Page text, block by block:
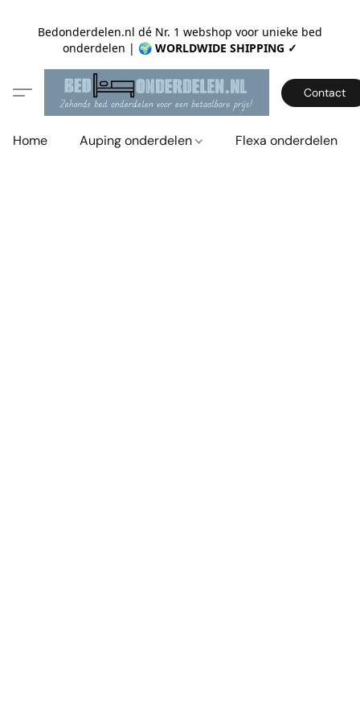
Bedonderdelen.nl dé Nr. 1 webshop voor unieke bed
onderdelen | 🌍 WORLDWIDE SHIPPING ✓
Contact
Home Auping onderdelen Flexa onderdelen